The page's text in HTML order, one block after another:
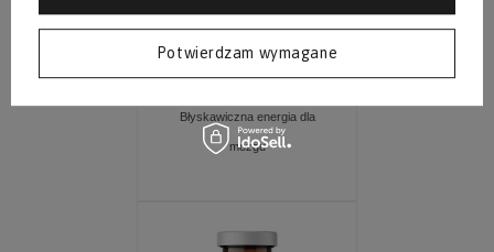
Błyskawiczna energia dla
mózgu
Potwierdzam wymagane